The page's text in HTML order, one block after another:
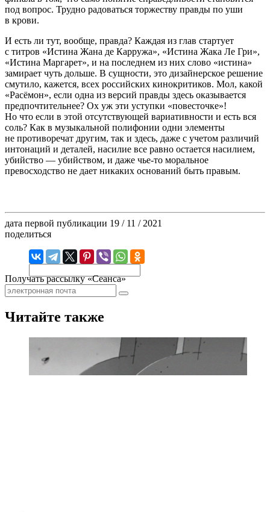
под вопрос. Трудно радоваться торжеству правды по уши
в крови.
И есть ли тут, вообще, правда? Каждая из глав стартует
с титров «Истина Жана де Карружа», «Истина Жака Ле Гри»,
«Истина Маргарет», и на последнем из них слово «истина»
замирает чуть дольше. В сущности, это дизайнерское решение
смутило, кажется, всех российских кинокритиков. Мол, какой
«Расёмон», если одна из версий правды здесь оказывается
предпочтительнее? Ох уж эти уступки «повесточке»!
Но что если в этой отсутствующей вариативности и есть вся
соль? Как в музыкальной полифонии одни элементы
не противоречат другим, так и здесь, даже с учетом различий
интонаций и деталей, насилие все равно остается насилием,
убийство — убийством, и даже чье-то моральное
превосходство не дает никаких оснований быть правым.
дата первой публикации 19 / 11 / 2021
поделиться
Получать рассылку «Сеанса»
Читайте также